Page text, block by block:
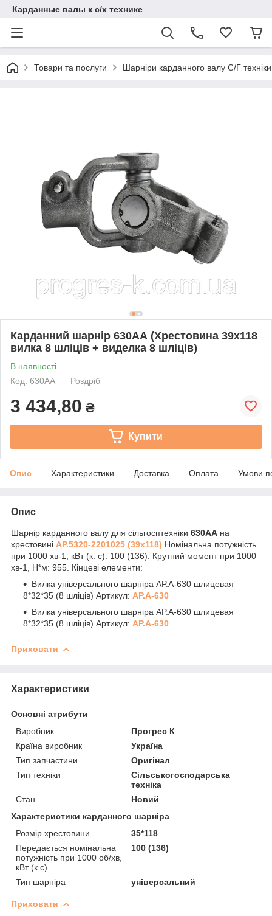
Карданные валы к с/х технике
Товари та послуги Шарніри карданного валу С/Г техніки
Карданний шарнір 630АА (Хрестовина 39х118
вилка 8 шліців + виделка 8 шліців)
В наявності
Код: 630АА
Роздріб
3 434,80 ₴
Купити
Опис Характеристики Доставка Оплата Умови
Опис
Шарнір карданного валу для сільгосптехніки 630АА на
хрестовині АР.5320-2201025 (39х118) Номінальна потужність
при 1000 хв-1
, кВт (к. с): 100 (136). Крутний момент при 1000
хв-1
, Н*м: 955. Кінцеві елементи:
Вилка універсального шарніра AP.A-630 шлицевая
8*32*35 (8 шліців) Артикул: AP.A-630
Вилка універсального шарніра AP.A-630 шлицевая
8*32*35 (8 шліців) Артикул: AP.A-630
Приховати
Характеристики
Основні атрибути
Виробник
Прогрес К
Країна виробник
Україна
Тип запчастини
Оригінал
Тип техніки
Сільськогосподарська
техніка
Стан
Новий
Характеристики карданного шарніра
Розмір хрестовини
35*118
Передається номінальна
потужність при 1000 об/хв,
кВт (к.с)
100 (136)
Тип шарніра універсальний
Приховати